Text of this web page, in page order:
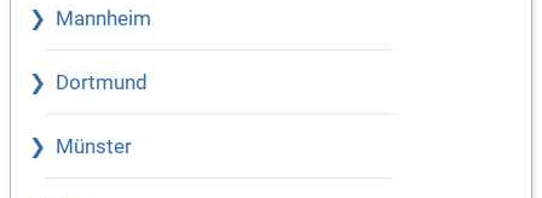
Mannheim
Dortmund
Münster